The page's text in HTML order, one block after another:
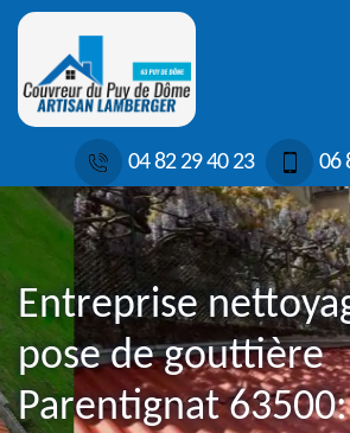
04 82 29 40 23 06
Entreprise
pose de gouttière
Parentignat